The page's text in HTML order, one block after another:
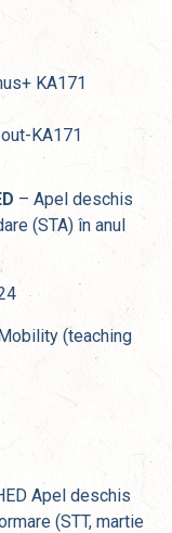
KA171
KA171
– Apel deschis
(STA) în anul
(teaching
Apel deschis
(STT, martie